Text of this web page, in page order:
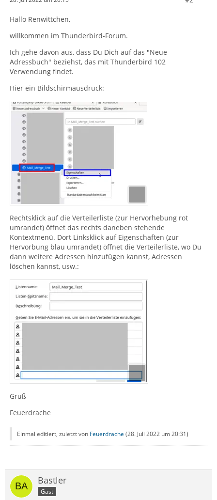
Hallo Renwittchen,
willkommen im Thunderbird-Forum.
Ich gehe davon aus, dass Du Dich auf das "Neue
Adressbuch" beziehst, das mit Thunderbird 102
Verwendung findet.
Hier ein Bildschirmausdruck:
Rechtsklick auf die Verteilerliste (zur Hervorhebung rot
umrandet) öffnet das rechts daneben stehende
Kontextmenü. Dort Linksklick auf Eigenschaften (zur
Hervorbung blau umrandet) öffnet die Verteilerliste, wo Du
dann weitere Adressen hinzufügen kannst, Adressen
löschen kannst, usw.:
Gruß
Feuerdrache
Einmal editiert, zuletzt von Feuerdrache (28. Juli 2022 um 20:31)
Bastler
Gast